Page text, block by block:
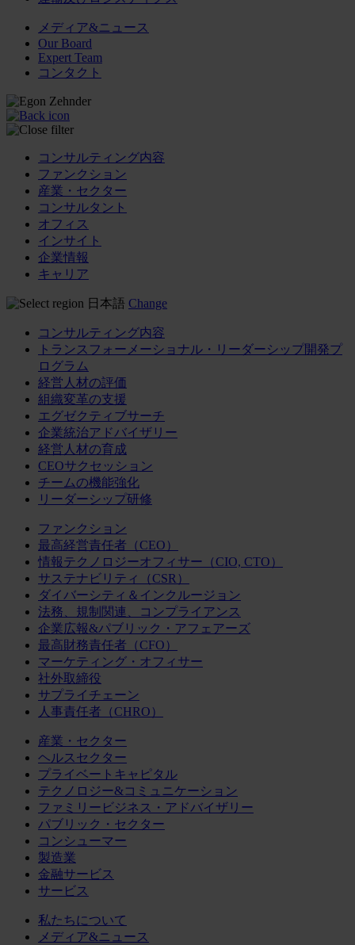
メディア&ニュース
Our Board
Expert Team
コンタクト
コンサルティング内容
ファンクション
産業・セクター
コンサルタント
オフィス
インサイト
企業情報
キャリア
日本語 Change
コンサルティング内容
トランスフォーメーショナル・リーダーシップ開発プ
ログラム
経営人材の評価
組織変革の支援
エグゼクティブサーチ
企業統治アドバイザリー
経営人材の育成
CEOサクセッション
チームの機能強化
リーダーシップ研修
ファンクション
最高経営責任者（CEO）
情報テクノロジーオフィサー（CIO, CTO）
サステナビリティ（CSR）
ダイバーシティ＆インクルージョン
法務、規制関連、コンプライアンス
企業広報&パブリック・アフェアーズ
最高財務責任者（CFO）
マーケティング・オフィサー
社外取締役
サプライチェーン
人事責任者（CHRO）
産業・セクター
ヘルスセクター
プライベートキャピタル
テクノロジー&コミュニケーション
ファミリービジネス・アドバイザリー
パブリック・セクター
コンシューマー
製造業
金融サービス
サービス
私たちについて
メディア&ニュース